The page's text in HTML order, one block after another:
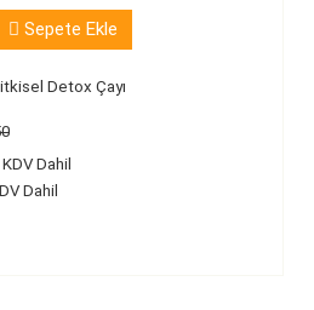
Sepete Ekle
Detox Çayı
Dahil
Dahil